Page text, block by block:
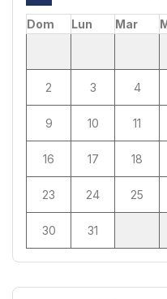
Dom Lun Mar
2 3 4
9 10 11
16 17 18
23 24 25
30 31